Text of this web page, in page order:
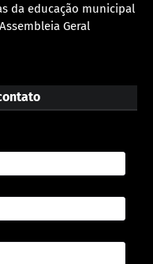
da educação municipal
Geral